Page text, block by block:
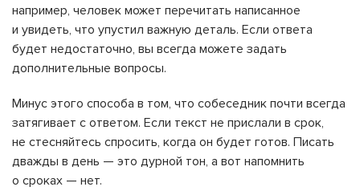
например, человек может перечитать написанное
и увидеть, что упустил важную деталь. Если ответа
будет недостаточно, вы всегда можете задать
дополнительные вопросы.
Минус этого способа в том, что собеседник почти всегда
затягивает с ответом. Если текст не прислали в срок,
не стесняйтесь спросить, когда он будет готов. Писать
дважды в день — это дурной тон, а вот напомнить
о сроках — нет.